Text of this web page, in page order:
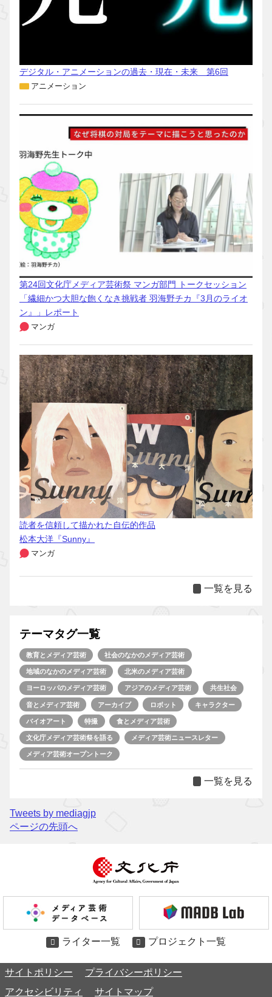
デジタル・アニメーションの過去・現在・未来 第6回
アニメーション
第24回文化庁メディア芸術祭 マンガ部門 トークセッション
「繊細かつ大胆な飽くなき挑戦者 羽海野チカ『3月のライオ
ン』」レポート
マンガ
読者を信頼して描かれた自伝的作品
松本大洋『Sunny』
マンガ
一覧を見る
テーマタグ一覧
教育とメディア芸術 社会のなかのメディア芸術
地域のなかのメディア芸術 北米のメディア芸術
ヨーロッパのメディア芸術 アジアのメディア芸術 共生社会
音とメディア芸術 アーカイブ ロボット キャラクター
バイオアート 特撮 食とメディア芸術
文化庁メディア芸術祭を語る メディア芸術ニュースレター
メディア芸術オープントーク
一覧を見る
Tweets by mediagjp
ページの先頭へ
ライター一覧 プロジェクト一覧
サイトポリシー
プライバシーポリシー
アクセシビリティ
サイトマップ